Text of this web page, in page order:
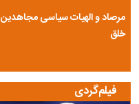
مرصاد و الهیات سیاسی مجاهدین
خلق
فیلم‌گردی